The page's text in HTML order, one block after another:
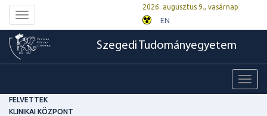
Toggle
navigation
2026. augusztus 9., vasárnap
EN
Szegedi Tudományegyetem
FELVETTEK
KLINIKAI KÖZPONT